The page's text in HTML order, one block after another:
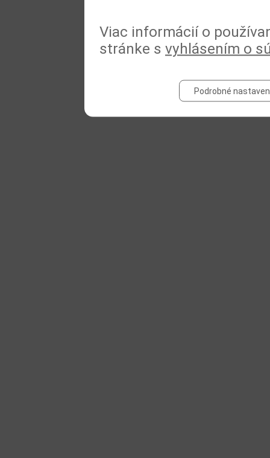
Viac informácií o
stránke s vyhlásením o
Podrobné